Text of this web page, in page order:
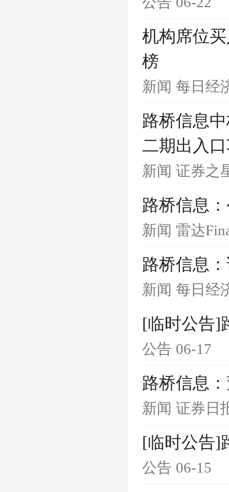
机构席位
榜
新闻 每日经
路桥信息
二期出入
新闻 证券之
路桥信息
新闻 雷达
路桥信息
新闻 每日经
[临时公告]
公告 06-17
路桥信息
新闻 证券日
[临时公告]
公告 06-15